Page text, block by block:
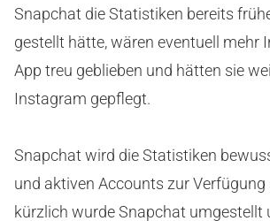
Snapchat die Statistiken bereits
gestellt hätte, wären eventuell mehr
App treu geblieben und hätten sie
Instagram gepflegt.
Snapchat wird die Statistiken
und aktiven Accounts zur Verfügung
kürzlich wurde Snapchat umgestellt